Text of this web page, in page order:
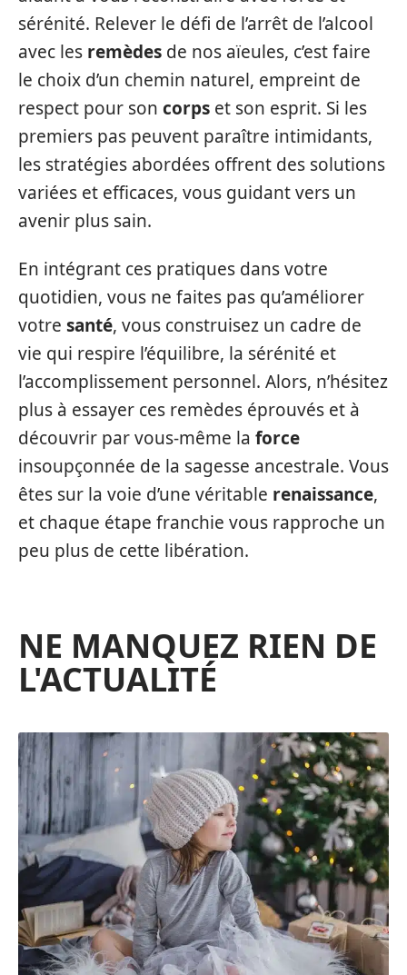
sérénité. Relever le défi de l’arrêt de l’alcool
avec les remèdes de nos aïeules, c’est faire
le choix d’un chemin naturel, empreint de
respect pour son corps et son esprit. Si les
premiers pas peuvent paraître intimidants,
les stratégies abordées offrent des solutions
variées et efficaces, vous guidant vers un
avenir plus sain.
En intégrant ces pratiques dans votre
quotidien, vous ne faites pas qu’améliorer
votre santé, vous construisez un cadre de
vie qui respire l’équilibre, la sérénité et
l’accomplissement personnel. Alors, n’hésitez
plus à essayer ces remèdes éprouvés et à
découvrir par vous-même la force
insoupçonnée de la sagesse ancestrale. Vous
êtes sur la voie d’une véritable renaissance,
et chaque étape franchie vous rapproche un
peu plus de cette libération.
NE MANQUEZ RIEN DE
L'ACTUALITÉ